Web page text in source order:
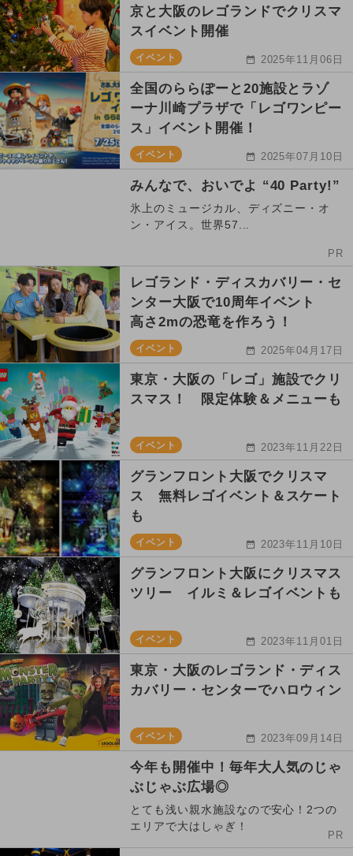
京と大阪のレゴランドでクリスマ
スイベント開催
イベント 2025年11月06日
全国のららぽーと20施設とラゾ
ーナ川崎プラザで「レゴワンピー
ス」イベント開催！
イベント 2025年07月10日
みんなで、おいでよ “40 Party!”
氷上のミュージカル、ディズニー・オ
ン・アイス。世界57...
PR
レゴランド・ディスカバリー・セ
ンター大阪で10周年イベント
高さ2mの恐竜を作ろう！
イベント 2025年04月17日
東京・大阪の「レゴ」施設でクリ
スマス！ 限定体験＆メニューも
イベント 2023年11月22日
グランフロント大阪でクリスマ
ス 無料レゴイベント＆スケート
も
イベント 2023年11月10日
グランフロント大阪にクリスマス
ツリー イルミ＆レゴイベントも
イベント 2023年11月01日
東京・大阪のレゴランド・ディス
カバリー・センターでハロウィン
イベント 2023年09月14日
今年も開催中！毎年大人気のじゃ
ぶじゃぶ広場◎
とても浅い親水施設なので安心！2つの
エリアで大はしゃぎ！
PR